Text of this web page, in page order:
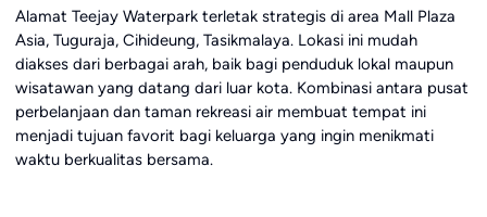
Alamat Teejay Waterpark terletak strategis di area Mall Plaza
Asia, Tuguraja, Cihideung, Tasikmalaya. Lokasi ini mudah
diakses dari berbagai arah, baik bagi penduduk lokal maupun
wisatawan yang datang dari luar kota. Kombinasi antara pusat
perbelanjaan dan taman rekreasi air membuat tempat ini
menjadi tujuan favorit bagi keluarga yang ingin menikmati
waktu berkualitas bersama.